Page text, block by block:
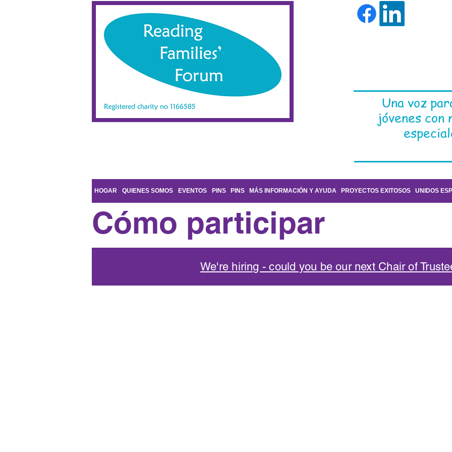
Una voz
jóvenes con
HOGAR QUIENES SOMOS EVENTOS PINS PINS MÁS INFORMACIÓN Y AYUDA PROYECTOS EXITOSOS UNIDOS
Cómo participar
We're hiring - could you be our next Chair of